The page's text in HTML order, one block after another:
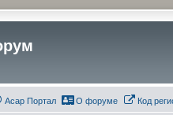
Асар Портал О форуме Код